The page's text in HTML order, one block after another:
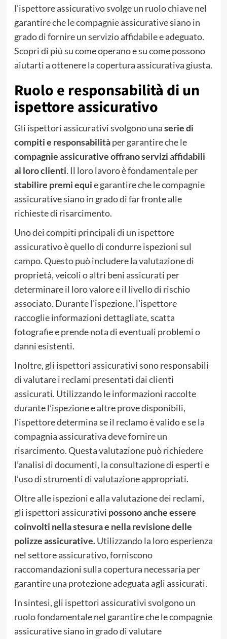
l’ispettore assicurativo svolge un ruolo chiave nel
garantire che le compagnie assicurative siano in
grado di fornire un servizio affidabile e adeguato.
Scopri di più su come operano e su come possono
aiutarti a ottenere la copertura assicurativa giusta.
Ruolo e responsabilità di un
ispettore assicurativo
Gli ispettori assicurativi svolgono unaserie di
compiti e responsabilitàper garantire che le
compagnie assicurative offrano servizi affidabili
ai loro clienti. Il loro lavoro è fondamentale per
stabilire premi equie garantire che le compagnie
assicurative siano in grado di far fronte alle
richieste di risarcimento.
Uno dei compiti principali di un ispettore
assicurativo è quello di condurre ispezioni sul
campo. Questo può includere la valutazione di
proprietà, veicoli o altri beni assicurati per
determinare il loro valore e il livello di rischio
associato. Durante l’ispezione, l’ispettore
raccoglie informazioni dettagliate, scatta
fotografie e prende nota di eventuali problemi o
danni esistenti.
Inoltre, gli ispettori assicurativi sono responsabili
di valutare i reclami presentati dai clienti
assicurati. Utilizzando le informazioni raccolte
durante l’ispezione e altre prove disponibili,
l’ispettore determina se il reclamo è valido e se la
compagnia assicurativa deve fornire un
risarcimento. Questa valutazione può richiedere
l’analisi di documenti, la consultazione di esperti e
l’uso di strumenti di valutazione appropriati.
Oltre alle ispezioni e alla valutazione dei reclami,
gli ispettori assicurativi possono anche essere
coinvolti nella stesura e nella revisione delle
polizze assicurative.Utilizzando la loro esperienza
nel settore assicurativo, forniscono
raccomandazioni sulla copertura necessaria per
garantire una protezione adeguata agli assicurati.
In sintesi, gli ispettori assicurativi svolgono un
ruolo fondamentale nel garantire che le compagnie
assicurative siano in grado di valutare